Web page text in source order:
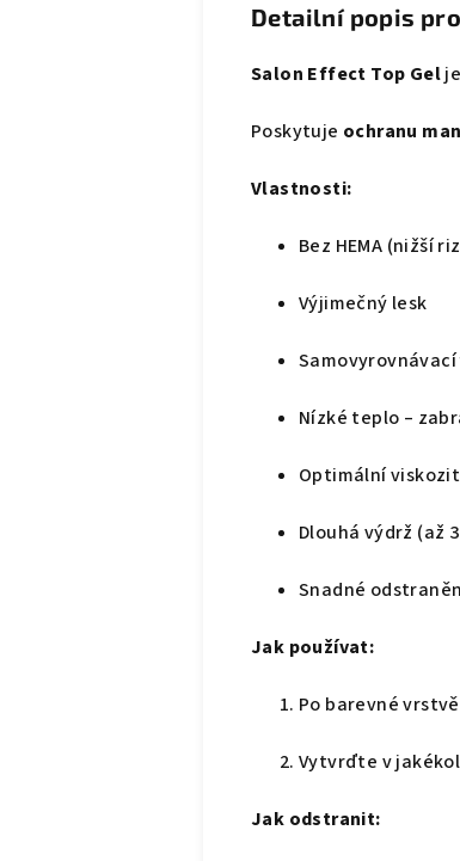
Detailní popis
Salon Effect Top Gelje
Poskytuje ochranu
Vlastnosti:
Bez HEMA (nižší
Výjimečný lesk
Nízké teplo –
Optimální
Dlouhá výdrž (až
Snadné
Jak používat:
Po barevné
Vytvrďte v
Jak odstranit: